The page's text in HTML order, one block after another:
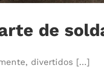
de
divertidos [...]